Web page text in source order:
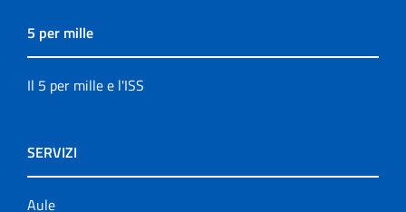
5 per mille
Il 5 per mille e l'ISS
SERVIZI
Aule